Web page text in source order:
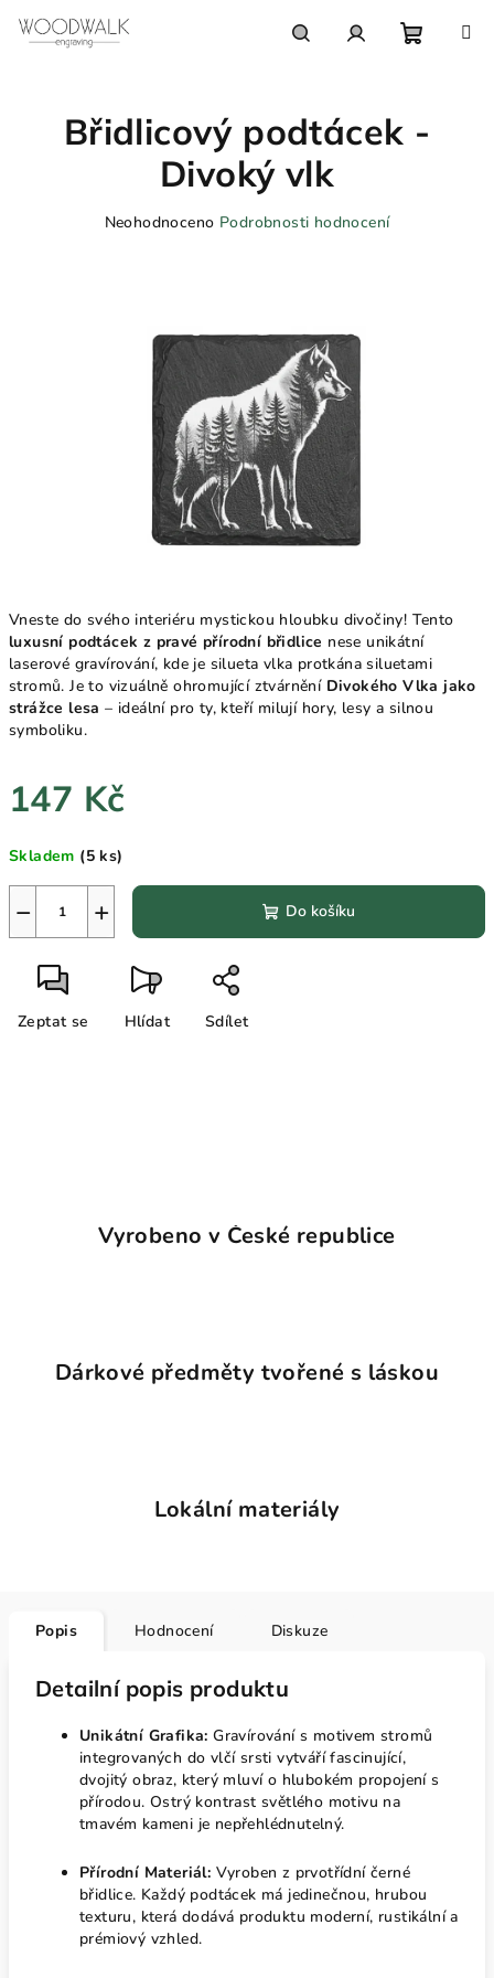
košík
Vneste do svého interiéru mystickou hloubku divočiny! Tento
luxusní podtácek z pravé přírodní břidlice nese unikátní
laserové gravírování, kde je silueta vlka protkána siluetami
stromů. Je to vizuálně ohromující ztvárnění Divokého Vlka jako
strážce lesa – ideální pro ty, kteří milují hory, lesy a silnou
symboliku.
147 Kč
cena:
Skladem (5 ks)
+
− Do košíku
Zeptat se Hlídat Sdílet
Břidlicový podtácek -
Divoký vlk
Průměrné
hvězdiček.
Neohodnoceno Podrobnosti hodnocení
Vyrobeno v České republice
Dárkové předměty tvořené s láskou
Lokální materiály
Popis Hodnocení Diskuze
Detailní popis produktu
Unikátní Grafika: Gravírování s motivem stromů
integrovaných do vlčí srsti vytváří fascinující,
dvojitý obraz, který mluví o hlubokém propojení s
přírodou. Ostrý kontrast světlého motivu na
tmavém kameni je nepřehlédnutelný.
Přírodní Materiál: Vyroben z prvotřídní černé
břidlice. Každý podtácek má jedinečnou, hrubou
texturu, která dodává produktu moderní, rustikální a
prémiový vzhled.